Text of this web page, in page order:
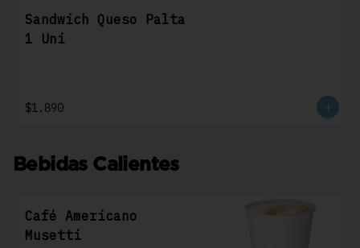
Sandwich Queso Palta
1 Uni
$1.890
Bebidas Calientes
Café Americano
Musetti